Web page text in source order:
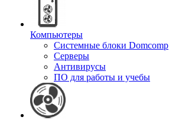
Компьютеры
Системные блоки Domcomp
Серверы
Антивирусы
ПО для работы и учебы